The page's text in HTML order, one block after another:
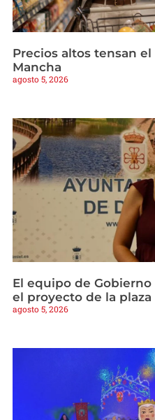
Precios altos tensan
Mancha
agosto 5, 2026
El equipo de
el proyecto de la plaza
agosto 5, 2026